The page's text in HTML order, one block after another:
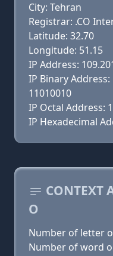
City: Tehran
Registrar: .CO
Latitude: 32.70
Longitude: 51.15
IP Address:
IP Binary Address:
11010010
IP Octal Address:
IP Hexadecimal
CONTEXT
O
Number of letter
Number of word